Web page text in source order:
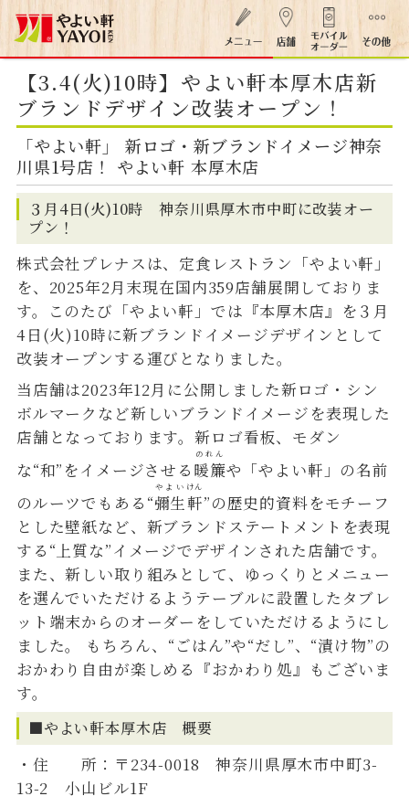
【3.4(火)10時】やよい軒本厚木店新
ブランドデザイン改装オープン！
「やよい軒」 新ロゴ・新ブランドイメージ神奈
川県1号店！ やよい軒 本厚木店
３月4日(火)10時 神奈川県厚木市中町に改装オー
プン！
株式会社プレナスは、定食レストラン「やよい軒」
を、2025年2月末現在国内359店舗展開しておりま
す。このたび「やよい軒」では『本厚木店』を３月
4日(火)10時に新ブランドイメージデザインとして
改装オープンする運びとなりました。
当店舗は2023年12月に公開しました新ロゴ・シン
ボルマークなど新しいブランドイメージを表現した
店舗となっております。新ロゴ看板、モダン
な“和”をイメージさせる 暖簾
のれん
や「やよい軒」の名前
のルーツでもある“彌生
やよい
軒
けん
”の歴史的資料をモチーフ
とした壁紙など、新ブランドステートメントを表現
する“上質な”イメージでデザインされた店舗です。
また、新しい取り組みとして、ゆっくりとメニュー
を選んでいただけるようテーブルに設置したタブレ
ット端末からのオーダーをしていただけるようにし
ました。 もちろん、“ごはん”や“だし”、“漬け物”の
おかわり自由が楽しめる『おかわり処』もございま
す。
■やよい軒本厚木店 概要
・住 所：〒234-0018 神奈川県厚木市中町3-
13-2 小山ビル1F